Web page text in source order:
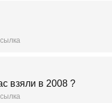
взяли в 2008 ?